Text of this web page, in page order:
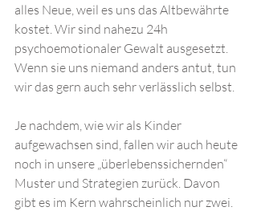
alles Neue, weil es uns das Altbewährte
kostet. Wir sind nahezu 24h
psychoemotionaler Gewalt ausgesetzt.
Wenn sie uns niemand anders antut, tun
wir das gern auch sehr verlässlich selbst.
Je nachdem, wie wir als Kinder
aufgewachsen sind, fallen wir auch heute
noch in unsere „überlebenssichernden“
Muster und Strategien zurück. Davon
gibt es im Kern wahrscheinlich nur zwei.